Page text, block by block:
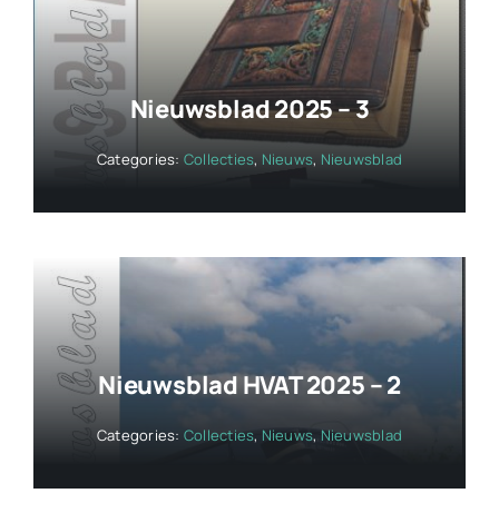
Nieuwsblad 2025 – 3
Categories: Collecties, Nieuws, Nieuwsblad
Nieuwsblad HVAT 2025 – 2
Categories: Collecties, Nieuws, Nieuwsblad